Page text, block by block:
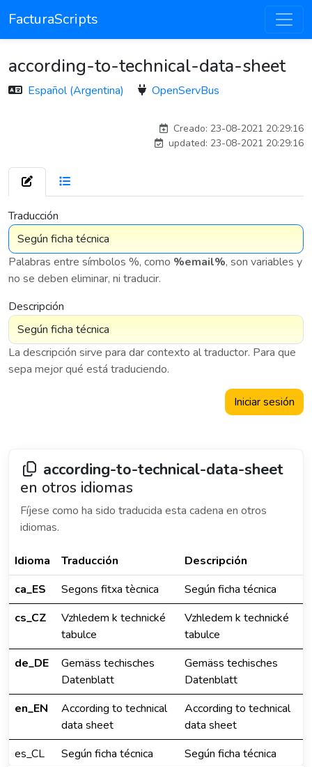
FacturaScripts
according-to-technical-data-sheet
Español (Argentina) OpenServBus
Creado: 23-08-2021 20:29:16
updated: 23-08-2021 20:29:16
Traducción
Palabras entre símbolos %, como %email%, son variables y
no se deben eliminar, ni traducir.
Descripción
La descripción sirve para dar contexto al traductor. Para que
sepa mejor qué está traduciendo.
Iniciar sesión
according-to-technical-data-sheet
en otros idiomas
Fíjese como ha sido traducida esta cadena en otros
idiomas.
Idioma Traducción
Descripción
ca_ES
Segons fitxa tècnica
Según ficha técnica
cs_CZ
Vzhledem k technické
tabulce
Vzhledem k technické
tabulce
de_DE
Gemäss techisches
Datenblatt
Gemäss techisches
Datenblatt
en_EN
According to technical
data sheet
According to technical
data sheet
es_CL
Según ficha técnica
Según ficha técnica